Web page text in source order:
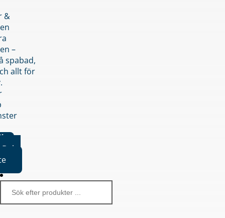
&
–
spabad,
allt för
Boka